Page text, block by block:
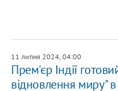
11 липня 2024, 04:00
Прем'єр Індії
відновлення миру" в